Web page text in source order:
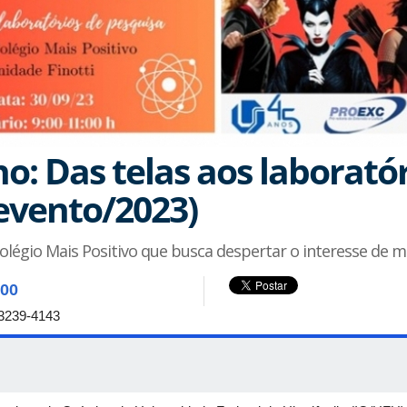
Das telas aos
2023)
Mais Positivo que busca despertar o interesse de
4143